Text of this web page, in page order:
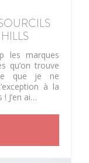
les marques
qu’on trouve
que je ne
à la
J’en ai…